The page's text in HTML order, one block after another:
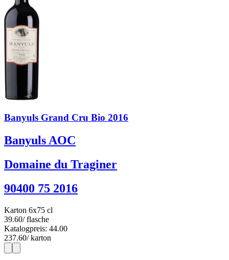
Banyuls Grand Cru Bio 2016
Banyuls AOC
Domaine du Traginer
90400 75 2016
Karton 6x75 cl
39.60/ flasche
Katalogpreis: 44.00
237.60/ karton
1